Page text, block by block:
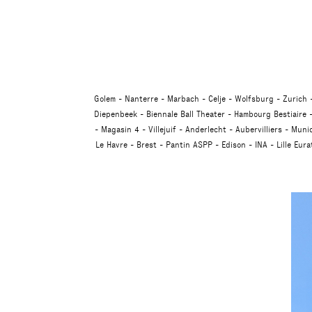
Golem Nanterre Marbach Celje Wolfsburg
Zurich
Diepenbeek
Biennale Ball Theater
Hambourg Bestiaire
Magasin 4
Villejuif Anderlecht Aubervilliers
Le Havre
Brest Pantin ASPP Edison INA Lille